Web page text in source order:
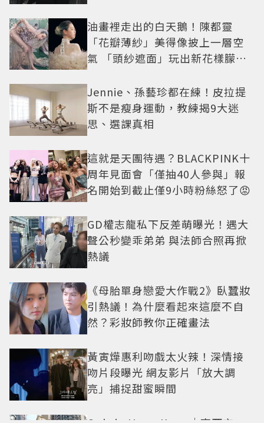
油畫裡走出的白天鵝！陳都靈
「花瓣薄紗」美得像披上一層空
氣 「頭紗遮面」玩出新花樣朦朧
Jennie、孫藝珍都在練！皮拉提
斯不是瘦身運動，教練揭9大迷
思、選課真相
這就是天團待遇？BLACKPINK十
周年見面會「僅抽40人參與」報
名開始到截止僅9小時粉絲怒了😡
GD權志龍私下反差萌曝光！遇大
聲公秒變乖弟弟 與法師合照再掀
熱議
《母胎單身戀愛大作戰2》臥蠶妝
引熱議！為什麼看起來這麼不自
然？彩妝師教你正確畫法
黃寅燁惠利吻戲太火辣！深情接
吻片段曝光 網友影片「放大調
亮」捕捉甜蜜瞬間